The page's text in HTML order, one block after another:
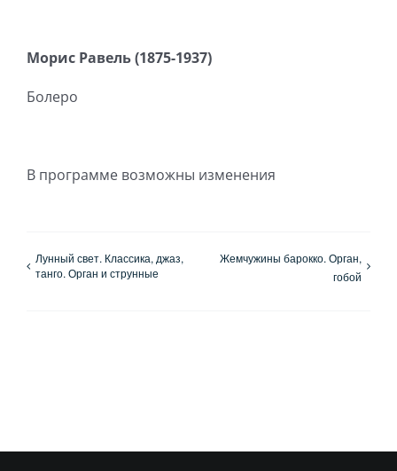
Морис Равель (1875-1937)
Болеро
В программе возможны изменения
Лунный свет. Классика, джаз,
танго. Орган и струнные
Жемчужины барокко. Орган,
гобой